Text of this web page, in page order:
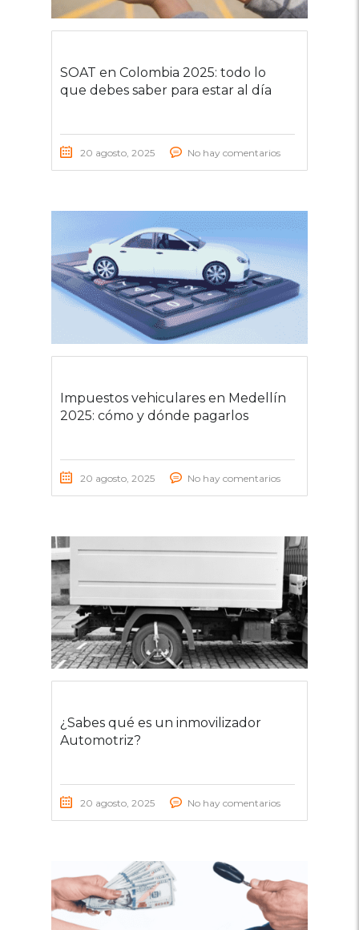
SOAT en Colombia 2025: todo lo
que debes saber para estar al día
20 agosto, 2025 No hay comentarios
Impuestos vehiculares en Medellín
2025: cómo y dónde pagarlos
20 agosto, 2025 No hay comentarios
¿Sabes qué es un inmovilizador
Automotriz?
20 agosto, 2025 No hay comentarios